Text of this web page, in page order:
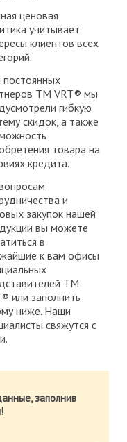
ценовая
учитывает
клиентов всех
постоянных
ТМ VRT® мы
гибкую
скидок, а также
товара на
кредита.
и
закупок нашей
вы можете
в
к вам офисы
ТМ
или заполнить
ниже. Наши
свяжутся с
заполнив